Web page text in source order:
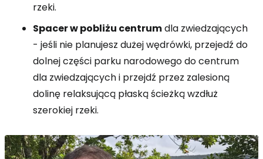
rzeki.
Spacer w pobliżu centrumdla zwiedzających
- jeśli nie planujesz dużej wędrówki, przejedź do
dolnej części parku narodowego do centrum
dla zwiedzających i przejdź przez zalesioną
dolinę relaksującą płaską ścieżką wzdłuż
szerokiej rzeki.